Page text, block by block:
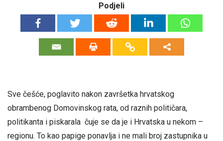
Podjeli
Sve češće, poglavito nakon završetka hrvatskog
obrambenog Domovinskog rata, od raznih političara,
politikanta i piskarala čuje se da je i Hrvatska u nekom –
regionu. To kao papige ponavlja i ne mali broj zastupnika u